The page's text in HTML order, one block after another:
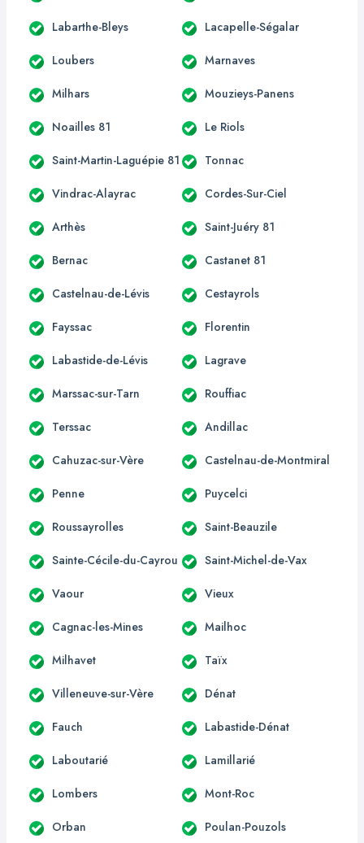
Labarthe-Bleys Lacapelle-Ségalar
Loubers Marnaves
Milhars Mouzieys-Panens
Noailles 81 Le Riols
Saint-Martin-Laguépie 81 Tonnac
Vindrac-Alayrac Cordes-Sur-Ciel
Arthès Saint-Juéry 81
Bernac Castanet 81
Castelnau-de-Lévis Cestayrols
Fayssac Florentin
Labastide-de-Lévis Lagrave
Marssac-sur-Tarn Rouffiac
Terssac Andillac
Cahuzac-sur-Vère Castelnau-de-Montmiral
Penne Puycelci
Roussayrolles Saint-Beauzile
Sainte-Cécile-du-Cayrou Saint-Michel-de-Vax
Vaour Vieux
Cagnac-les-Mines Mailhoc
Milhavet Taïx
Villeneuve-sur-Vère Dénat
Fauch Labastide-Dénat
Laboutarié Lamillarié
Lombers Mont-Roc
Orban Poulan-Pouzols